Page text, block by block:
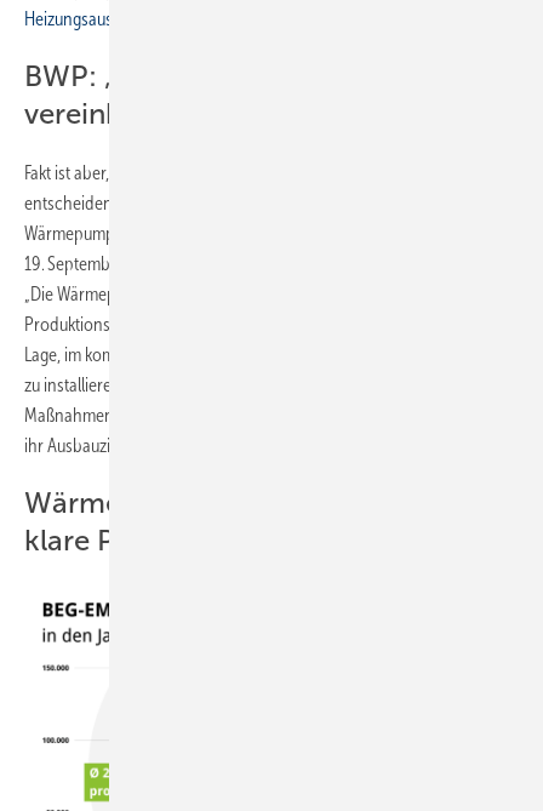
Heizungsaustausch gefördert werden
BWP: „Die Branche hat wie
vereinbart geliefert“
Fakt ist aber, dass sich der Wärmepumpenhochlauf in einer
entscheidenden Phase befindet, wie der BWP anlässlich des 3.
Wärmepumpengipfels mit Bundesminister Robert Habeck am
19. September 2023 feststellt. BWP-Geschäftsführer Dr. Martin Sabel:
„Die Wärmepumpenbranche hat massiv in den Ausbau von
Produktions- und Schulungskapazitäten investiert und ist nun in der
Lage, im kommenden Jahr die vereinbarten 500 000 Wärmepumpen
zu installieren. Ergreift die Bundesregierung jetzt allerdings keine
Maßnahmen, um der gesunkenen Nachfrage entgegenzuwirken, rückt
ihr Ausbauziel in weite Ferne.“
Wärmepumpenhersteller benötige
klare Perspektive